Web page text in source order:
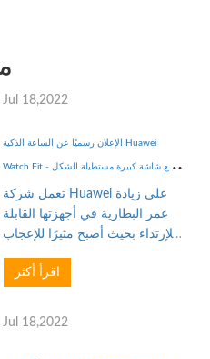
Jul 18,2022
الإعلان رسميًا عن الساعة الذكية Huawei
Watch Fit مع شاشة كبيرة مستطيلة الشكل -
إلكتروني
تعمل شركة Huawei على زيادة
عمر البطارية في أجهزتها القابلة
للإرتداء بحيث أصبح مثيرًا للإعجاب
رياضية مثل Huawei Watch GT 2
توفر الميزا...
اقرأ أكثر
Jul 18,2022